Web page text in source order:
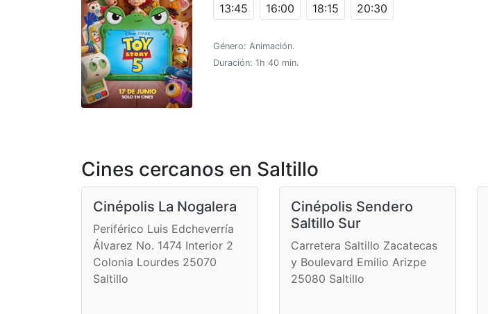
13:45
16:00 18:15 20:30
Género: Animación.
Duración: 1h 40 min.
Cines cercanos en Saltillo
Cinépolis La Nogalera
Periférico Luis Edcheverría
Álvarez No. 1474 Interior 2
Colonia Lourdes 25070
Saltillo
Cinépolis Sendero
Saltillo Sur
Carretera Saltillo Zacatecas
y Boulevard Emilio Arizpe
25080 Saltillo